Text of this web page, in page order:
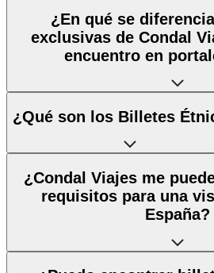
¿En qué se
exclusivas de Condal
encuentro en
¿Qué son los Billetes
¿Condal Viajes me
requisitos para una
España?